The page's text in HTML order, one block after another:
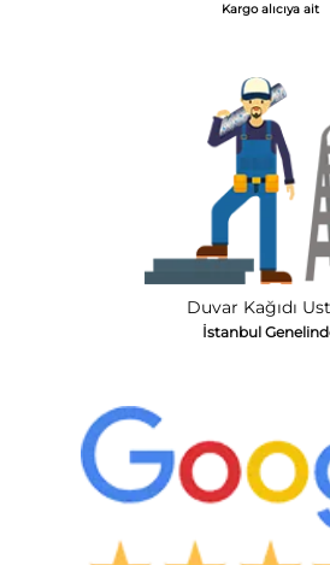
Kargo alıcıya ait
Duvar Kağıdı
İstanbul